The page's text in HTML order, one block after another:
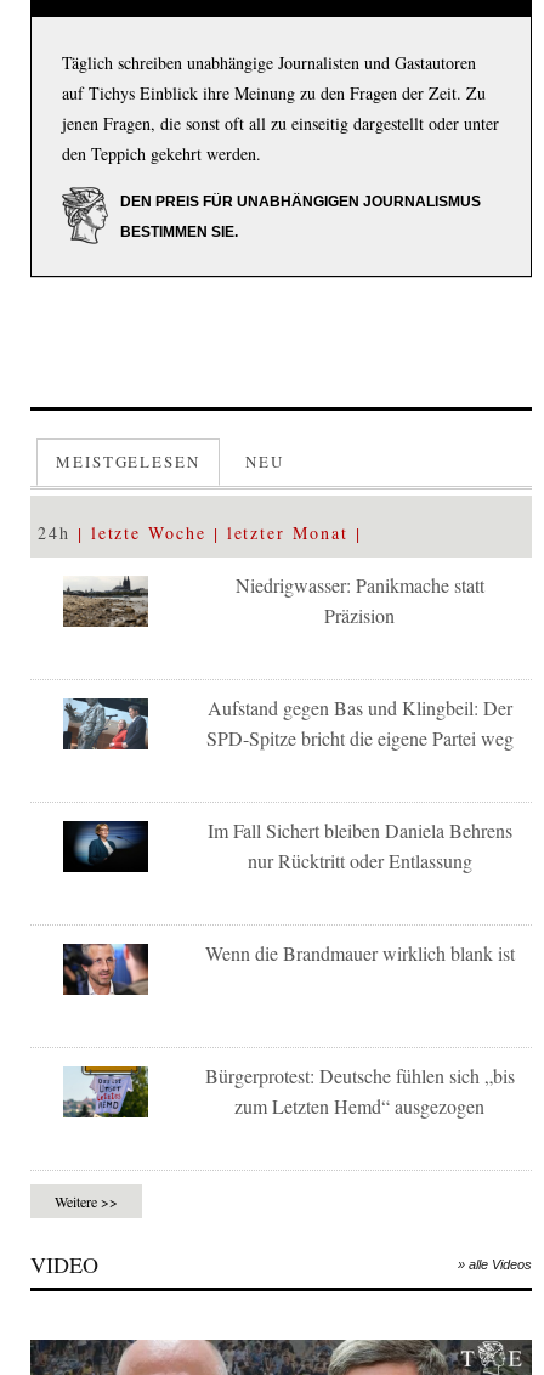
Täglich schreiben unabhängige Journalisten und Gastautoren
auf Tichys Einblick ihre Meinung zu den Fragen der Zeit. Zu
jenen Fragen, die sonst oft all zu einseitig dargestellt oder unter
den Teppich gekehrt werden.
DEN PREIS FÜR UNABHÄNGIGEN JOURNALISMUS
BESTIMMEN SIE.
MEISTGELESEN NEU
24h letzte Woche letzter Monat
Niedrigwasser: Panikmache statt
Präzision
Aufstand gegen Bas und Klingbeil: Der
SPD-Spitze bricht die eigene Partei weg
Im Fall Sichert bleiben Daniela Behrens
nur Rücktritt oder Entlassung
Wenn die Brandmauer wirklich blank ist
Bürgerprotest: Deutsche fühlen sich „bis
zum Letzten Hemd“ ausgezogen
Weitere >>
VIDEO » alle Videos